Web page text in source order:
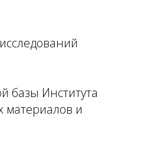
базы Института
материалов и